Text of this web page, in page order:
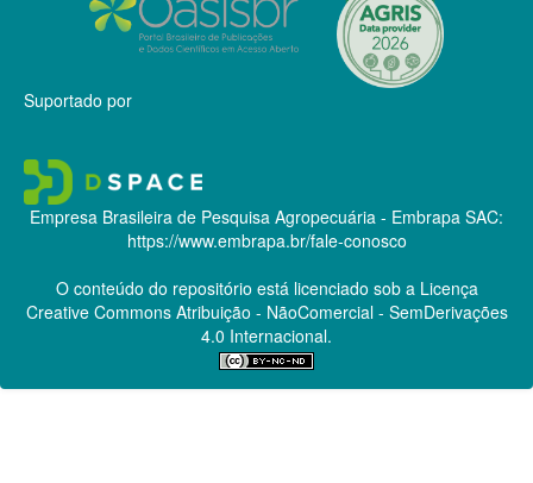
Suportado por
Empresa Brasileira de Pesquisa Agropecuária - Embrapa SAC:
https://www.embrapa.br/fale-conosco
O conteúdo do repositório está licenciado sob a Licença
Creative CommonsAtribuição - NãoComercial - SemDerivações
4.0 Internacional.